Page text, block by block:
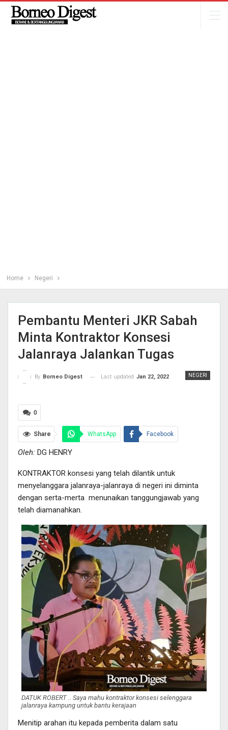
Home Negeri
Pembantu Menteri JKR Sabah
Minta Kontraktor Konsesi
Jalanraya Jalankan Tugas
NEGERI
By Borneo Digest Last updated Jan 22, 2022
0
Share WhatsApp Facebook
Telegram Email Print
Oleh: DG HENRY
KONTRAKTOR konsesi yang telah dilantik untuk
menyelanggara jalanraya-jalanraya di negeri ini diminta
dengan serta-merta menunaikan tanggungjawab yang
telah diamanahkan.
DATUK ROBERT .. Saya mahu kontraktor konsesi selenggara
jalanraya kampung untuk bantu kerajaan
Menitip arahan itu kepada pemberita dalam satu